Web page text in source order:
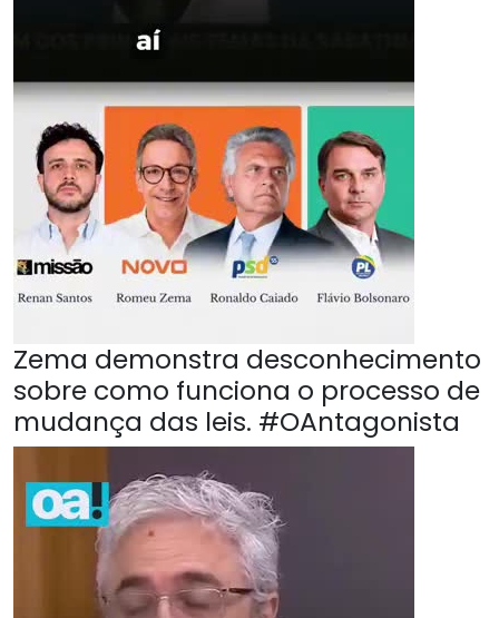
Zema demonstra desconhecimento
sobre como funciona o processo de
mudança das leis. #OAntagonista